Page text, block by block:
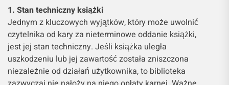
1. Stan techniczny książki
Jednym z kluczowych wyjątków, który może uwolnić
czytelnika od kary za nieterminowe oddanie książki,
jest jej stan techniczny. Jeśli książka uległa
uszkodzeniu lub jej zawartość została zniszczona
niezależnie od działań użytkownika, to biblioteka